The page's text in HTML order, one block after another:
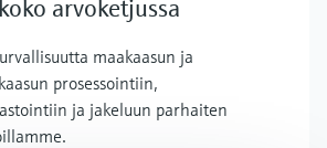
arvoketjussa
maakaasun ja
prosessointiin,
ja jakeluun parhaiten